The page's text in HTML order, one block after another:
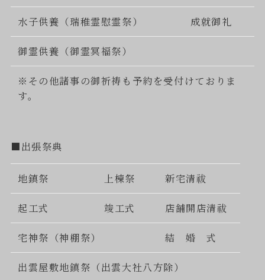
水子供養（瑞稚霊慰霊祭） 成就御礼
御霊供養（御霊冥福祭）
※その他諸事の御祈祷も予約を受付けておりま
す。
■出張祭典
地鎮祭 上棟祭 新宅清祓
起工式 竣工式 店舗開店清祓
宅神祭（神棚祭） 結 婚 式
出雲屋敷地鎮祭（出雲大社八方除）